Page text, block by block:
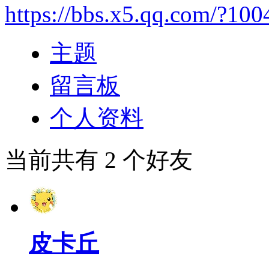
https://bbs.x5.qq.com/
主题
留言板
个人资料
当前共有 2 个好友
皮卡丘